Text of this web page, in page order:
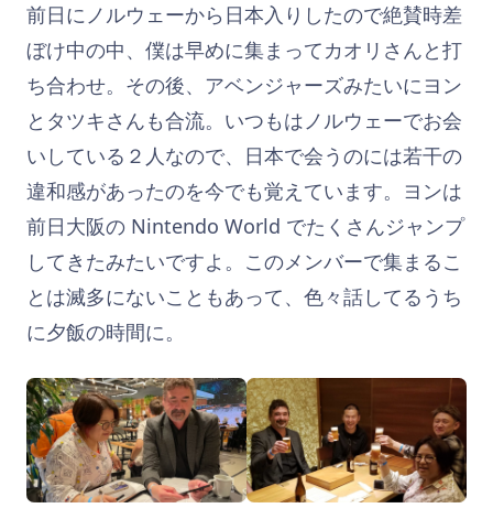
前日にノルウェーから日本入りしたので絶賛時差
ぼけ中の中、僕は早めに集まってカオリさんと打
ち合わせ。その後、アベンジャーズみたいにヨン
とタツキさんも合流。いつもはノルウェーでお会
いしている２人なので、日本で会うのには若干の
違和感があったのを今でも覚えています。ヨンは
前日大阪の Nintendo World でたくさんジャンプ
してきたみたいですよ。このメンバーで集まるこ
とは滅多にないこともあって、色々話してるうち
に夕飯の時間に。